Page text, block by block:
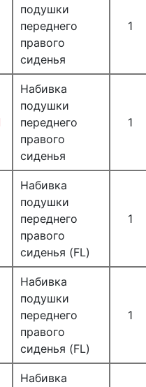
подушки
переднего
правого
сиденья
1
Набивка
подушки
переднего
правого
сиденья
1
Набивка
подушки
переднего
правого
сиденья (FL)
1
Набивка
подушки
переднего
правого
сиденья (FL)
1
Набивка